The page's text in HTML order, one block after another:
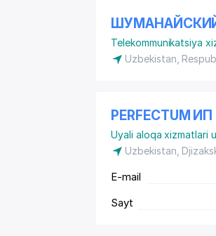
Telekommunikatsiya
Uzbekistan,
PERFECTUM
Uyali aloqa xizmatlari
Uzbekistan,
E-mail
Sayt